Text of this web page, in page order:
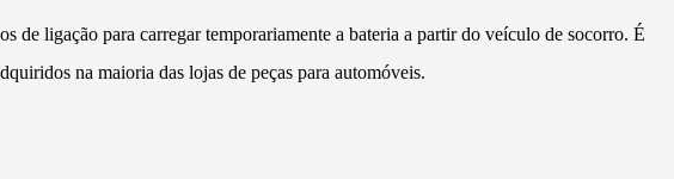
de ligação para carregar temporariamente a bateria a partir do veículo de socorro. É
na maioria das lojas de peças para automóveis.